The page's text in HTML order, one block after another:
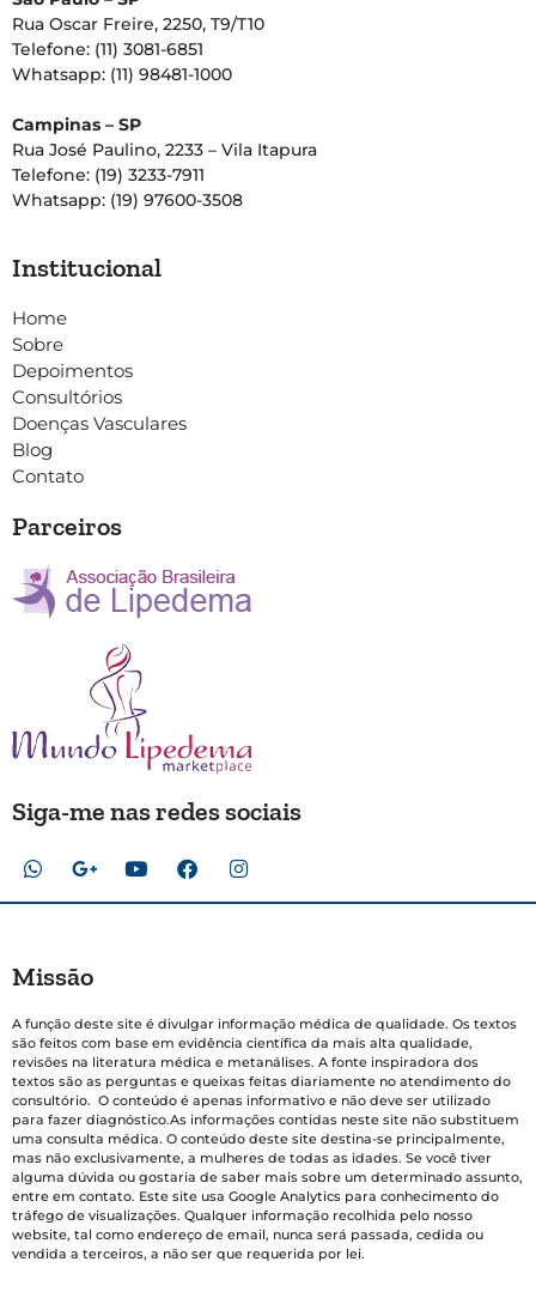
Rua Oscar Freire, 2250, T9/T10
Telefone: (11) 3081-6851
Whatsapp: (11) 98481-1000
Campinas – SP
Rua José Paulino, 2233 – Vila Itapura
Telefone: (19) 3233-7911
Whatsapp: (19) 97600-3508
Institucional
Home
Sobre
Depoimentos
Consultórios
Doenças Vasculares
Blog
Contato
Parceiros
Siga-me nas redes sociais
Missão
A função deste site é divulgar informação médica de qualidade. Os textos
são feitos com base em evidência científica da mais alta qualidade,
revisões na literatura médica e metanálises. A fonte inspiradora dos
textos são as perguntas e queixas feitas diariamente no atendimento do
consultório. O conteúdo é apenas informativo e não deve ser utilizado
para fazer diagnóstico.As informações contidas neste site não substituem
uma consulta médica. O conteúdo deste site destina-se principalmente,
mas não exclusivamente, a mulheres de todas as idades. Se você tiver
alguma dúvida ou gostaria de saber mais sobre um determinado assunto,
entre em contato. Este site usa Google Analytics para conhecimento do
tráfego de visualizações. Qualquer informação recolhida pelo nosso
website, tal como endereço de email, nunca será passada, cedida ou
vendida a terceiros, a não ser que requerida por lei.